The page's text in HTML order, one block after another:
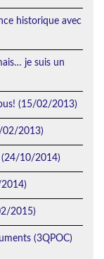
historique avec
je suis un
(15/02/2013)
02/2013)
(24/10/2014)
2015)
(3QPOC)